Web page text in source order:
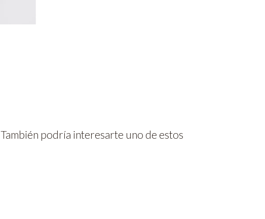
También podría interesarte uno de estos